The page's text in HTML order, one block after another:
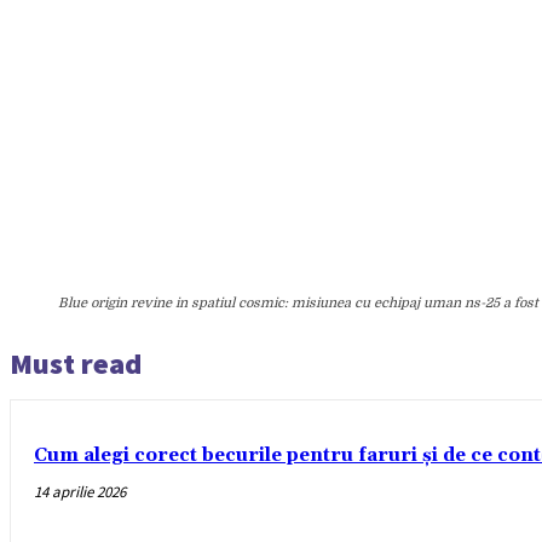
Blue origin revine in spatiul cosmic: misiunea cu echipaj uman ns-25 a fost
Must read
Cum alegi corect becurile pentru faruri și de ce
14 aprilie 2026